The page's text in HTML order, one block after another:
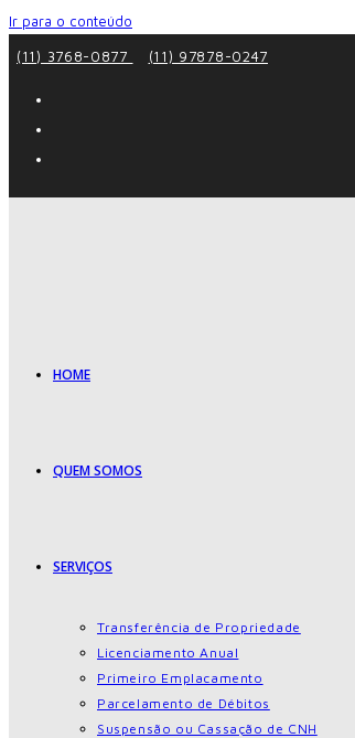
Ir para o conteúdo
(11) 3768-0877
(11) 97878-0247
HOME
QUEM SOMOS
SERVIÇOS
Transferência de Propriedade
Licenciamento Anual
Primeiro Emplacamento
Parcelamento de Débitos
Suspensão ou Cassação de CNH